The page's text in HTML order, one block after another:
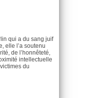
qui a du sang juif
elle l’a soutenu
de l’honnêteté,
intellectuelle
du